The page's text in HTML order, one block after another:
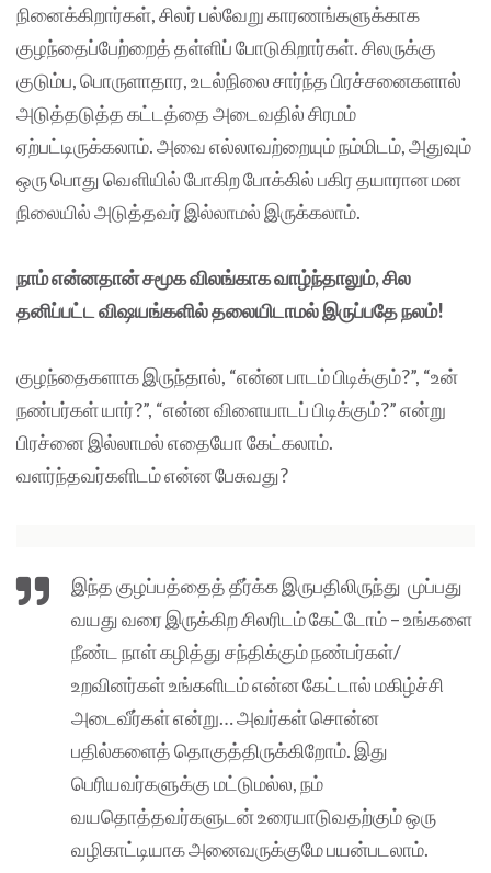
நினைக்கிறார்கள், சிலர் பல்வேறு காரணங்களுக்காக
குழந்தைப்பேற்றைத் தள்ளிப் போடுகிறார்கள். சிலருக்கு
குடும்ப, பொருளாதார, உடல்நிலை சார்ந்த பிரச்சனைகளால்
அடுத்தடுத்த கட்டத்தை அடைவதில் சிரமம்
ஏற்பட்டிருக்கலாம். அவை எல்லாவற்றையும் நம்மிடம், அதுவும்
ஒரு பொது வெளியில் போகிற போக்கில் பகிர தயாரான மன
நிலையில் அடுத்தவர் இல்லாமல் இருக்கலாம்.
நாம் என்னதான் சமூக விலங்காக வாழ்ந்தாலும், சில
தனிப்பட்ட விஷயங்களில் தலையிடாமல் இருப்பதே நலம்!
குழந்தைகளாக இருந்தால், “என்ன பாடம் பிடிக்கும்?”, “உன்
நண்பர்கள் யார்?”, “என்ன விளையாடப் பிடிக்கும்?” என்று
பிரச்னை இல்லாமல் எதையோ கேட்கலாம்.
வளர்ந்தவர்களிடம் என்ன பேசுவது?
இந்த குழப்பத்தைத் தீர்க்க இருபதிலிருந்து முப்பது
வயது வரை இருக்கிற சிலரிடம் கேட்டோம் – உங்களை
நீண்ட நாள் கழித்து சந்திக்கும் நண்பர்கள்/
உறவினர்கள் உங்களிடம் என்ன கேட்டால் மகிழ்ச்சி
அடைவீர்கள் என்று… அவர்கள் சொன்ன
பதில்களைத் தொகுத்திருக்கிறோம். இது
பெரியவர்களுக்கு மட்டுமல்ல, நம்
வயதொத்தவர்களுடன் உரையாடுவதற்கும் ஒரு
வழிகாட்டியாக அனைவருக்குமே பயன்படலாம்.